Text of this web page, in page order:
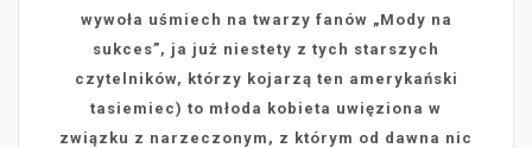
wywoła uśmiech na twarzy fanów „Mody na
sukces”, ja już niestety z tych starszych
czytelników, którzy kojarzą ten amerykański
tasiemiec) to młoda kobieta uwięziona w
związku z narzeczonym, z którym od dawna nic